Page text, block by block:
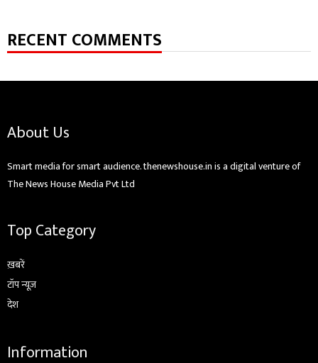
RECENT COMMENTS
About Us
Smart media for smart audience. thenewshouse.in is a digital venture of
The News House Media Pvt Ltd
Top Category
ख़बरें
टॉप न्यूज़
देश
Information